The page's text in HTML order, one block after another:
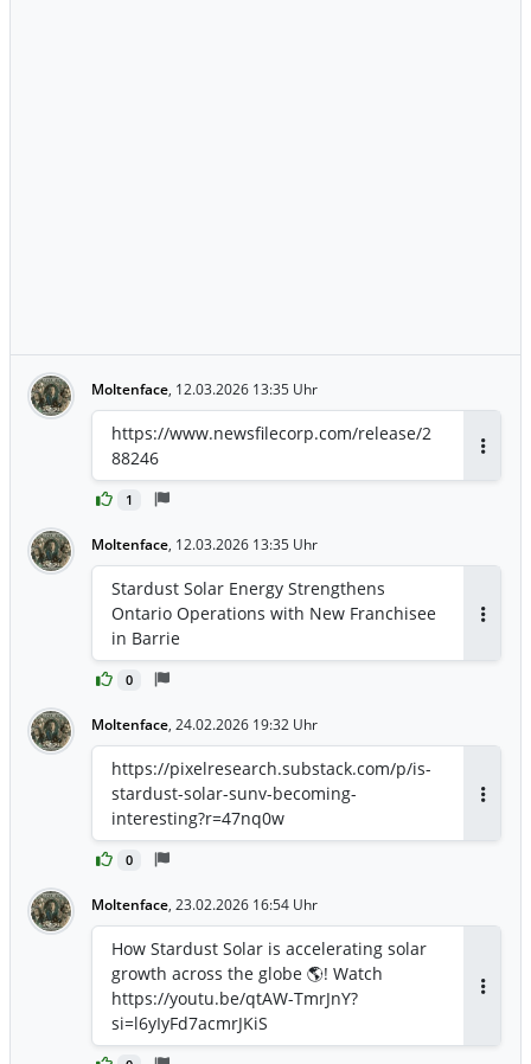
Moltenface, 12.03.2026 13:35 Uhr
1
https://www.newsfilecorp.com/release/2
88246
Moltenface, 12.03.2026 13:35 Uhr
0
Stardust Solar Energy Strengthens
Ontario Operations with New Franchisee
in Barrie
Moltenface, 24.02.2026 19:32 Uhr
0
https://pixelresearch.substack.com/p/is-
stardust-solar-sunv-becoming-
interesting?r=47nq0w
Moltenface, 23.02.2026 16:54 Uhr
How Stardust Solar is accelerating solar
growth across the globe 🌎! Watch
https://youtu.be/qtAW-TmrJnY?
si=l6yIyFd7acmrJKiS